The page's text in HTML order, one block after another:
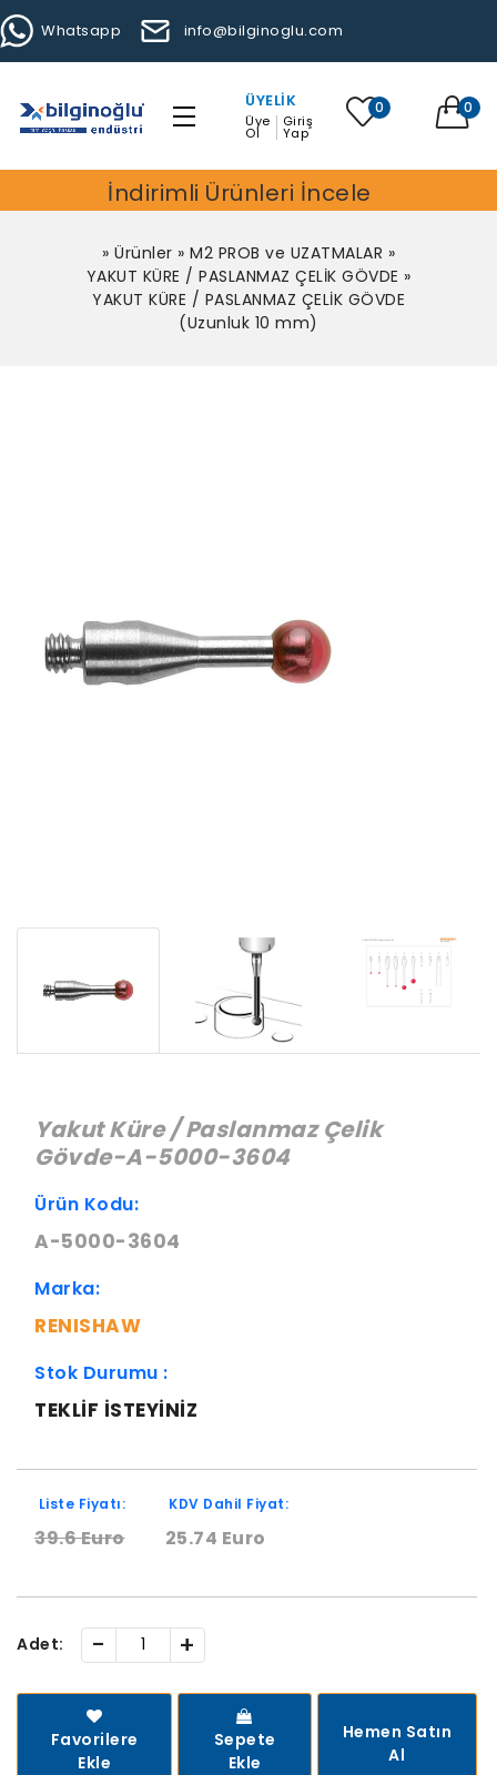
Whatsapp info@bilginoglu.com
ÜYELIK
Üye
Ol
Giriş
Yap
0 0
İndirimli Ürünleri İncele
» Ürünler » M2 PROB ve UZATMALAR »
YAKUT KÜRE / PASLANMAZ ÇELİK GÖVDE »
YAKUT KÜRE / PASLANMAZ ÇELİK GÖVDE
(Uzunluk 10 mm)
Yakut Küre / Paslanmaz Çelik
Gövde-A-5000-3604
Ürün Kodu:
A-5000-3604
Marka:
RENISHAW
Stok Durumu :
TEKLIF ISTEYINIZ
Liste Fiyatı:
39.6 Euro
KDV Dahil Fiyat:
25.74 Euro
Adet: - +
Favorilere
Ekle
Sepete
Ekle
Hemen Satın
Al